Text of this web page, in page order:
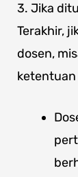
3. Jika
Terakhir,
dosen,